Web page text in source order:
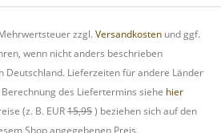
zzgl. Versandkosten und ggf.
wenn nicht anders beschrieben
Lieferzeiten für andere Länder
des Liefertermins siehe hier
(z. B. EUR15,95) beziehen sich auf den
Shop angegebenen Preis.